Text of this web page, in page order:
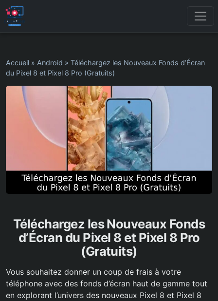
Accueil » Android » Téléchargez les Nouveaux Fonds d’Écran
du Pixel 8 et Pixel 8 Pro (Gratuits)
Téléchargez les Nouveaux Fonds
d’Écran du Pixel 8 et Pixel 8 Pro
(Gratuits)
Vous souhaitez donner un coup de frais à votre
téléphone avec des fonds d’écran haut de gamme tout
en explorant l’univers des nouveaux Pixel 8 et Pixel 8